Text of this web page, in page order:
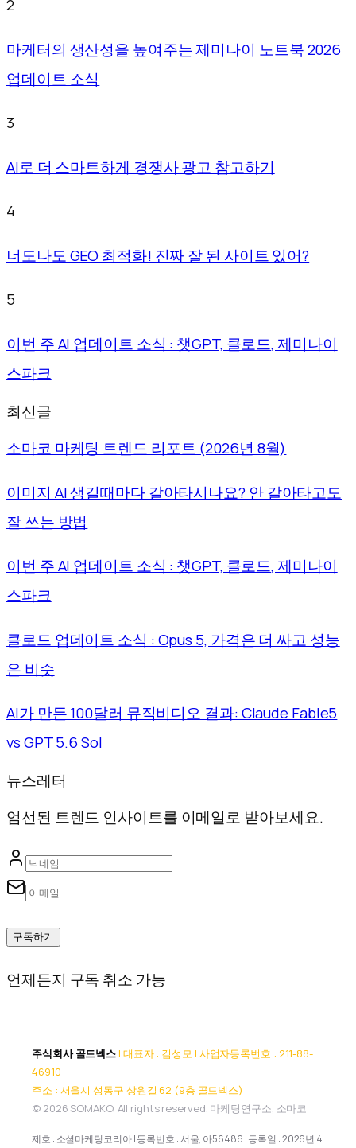
2
마케터의 생산성을 높여주는 제미나이 노트북 2026
업데이트 소식
3
AI로 더 스마트하게 경쟁사 광고 참고하기
4
너도나도 GEO 최적화! 진짜 잘 된 사이트 있어?
5
이번 주 AI 업데이트 소식 : 챗GPT, 클로드, 제미나이
스파크
최신글
소마코 마케팅 트렌드 리포트 (2026년 8월)
이미지 AI 생길때마다 갈아타시나요? 안 갈아타고도
잘 쓰는 방법
이번 주 AI 업데이트 소식 : 챗GPT, 클로드, 제미나이
스파크
클로드 업데이트 소식 : Opus 5, 가격은 더 싸고 성능
은 비슷
AI가 만든 100달러 뮤직비디오 결과: Claude Fable5
vs GPT 5.6 Sol
뉴스레터
엄선된 트렌드 인사이트를 이메일로 받아보세요.
구독하기
언제든지 구독 취소 가능
주식회사 골드넥스| 대표자 : 김성모 | 사업자등록번호 : 211-88-
46910
주소 : 서울시 성동구 상원길 62 (9층 골드넥스)
© 2026 SOMAKO. All rights reserved. 마케팅연구소, 소마코
제호 : 소셜마케팅코리아 | 등록번호 : 서울, 아56486 | 등록일 : 2026년 4